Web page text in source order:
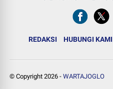
REDAKSI HUBUNGI KAMI
© Copyright2026 -WARTAJOGLO